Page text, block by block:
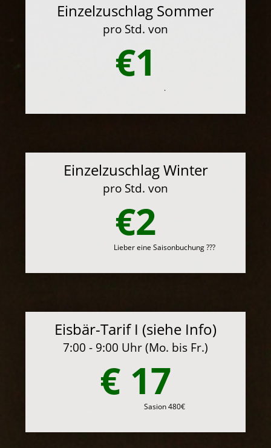
Einzelzuschlag Sommer
pro Std. von
€1
.
Einzelzuschlag Winter
pro Std. von
€2
Lieber eine Saisonbuchung ???
Eisbär-Tarif I (siehe Info)
7:00 - 9:00 Uhr (Mo. bis Fr.)
€ 17
Sasion 480€